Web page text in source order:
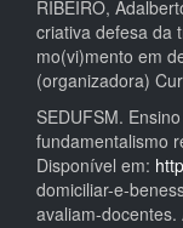
RIBEIRO,
criativa defesa da
mo(vi)mento em
(organizadora)
SEDUFSM.
fundamentalismo
Disponível em:
domiciliar-e-
avaliam-